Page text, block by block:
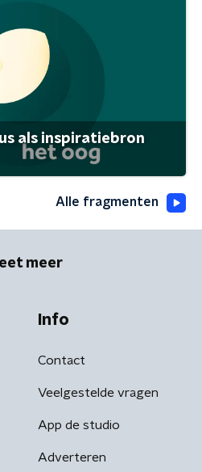
als inspiratiebron
Alle fragmenten
meer
Info
Contact
Veelgestelde vragen
App de studio
Adverteren